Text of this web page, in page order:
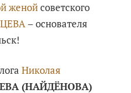
женойсоветского
– основателя
Николая
(НАЙДЁНОВА)